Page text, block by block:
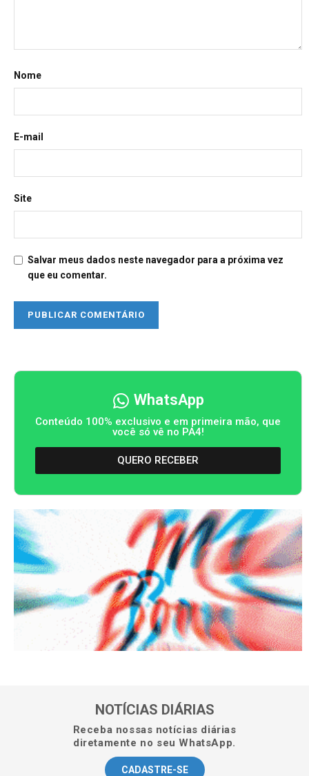
Nome
E-mail
Site
Salvar meus dados neste navegador para a próxima vez
que eu comentar.
WhatsApp
Conteúdo 100% exclusivo e em primeira mão, que
você só vê no PA4!
QUERO RECEBER
NOTÍCIAS DIÁRIAS
Receba nossas notícias diárias
diretamente no seu WhatsApp.
CADASTRE-SE